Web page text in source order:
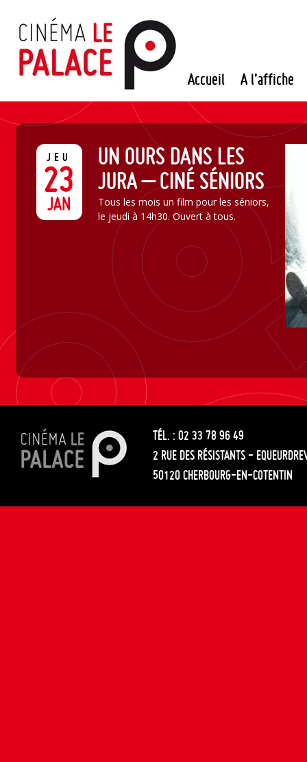
contenu
Accueil A l’affiche
JEU
23
JAN
UN OURS DANS LES
JURA – CINÉ SÉNIORS
Tous les mois un film pour les séniors,
le jeudi à 14h30. Ouvert à tous.
TÉL. : 02 33 78 96 49
2 RUE DES RÉSISTANTS -
50120 CHERBOURG-EN-COTENTIN